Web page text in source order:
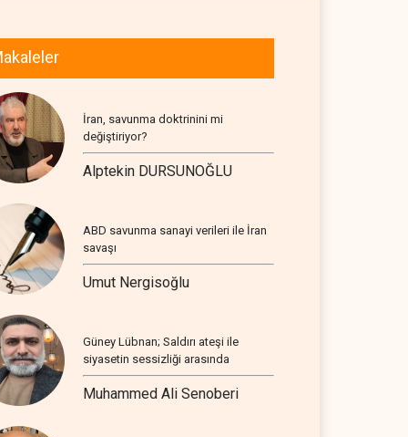
İran, savunma doktrinini mi
değiştiriyor?
Alptekin DURSUNOĞLU
ABD savunma sanayi verileri ile İran
savaşı
Umut Nergisoğlu
Güney Lübnan; Saldırı ateşi ile
siyasetin sessizliği arasında
Muhammed Ali Senoberi